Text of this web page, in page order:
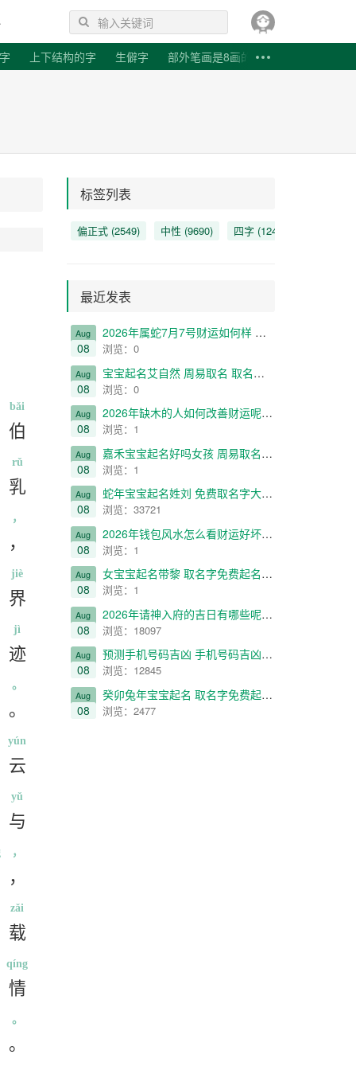
上下结构的字 生僻字
部外笔画是8画的字
伯
bǎi
乳
rǔ
，
，
界
jiè
迹
jì
。
。
云
yún
与
yǔ
，
，
载
zǎi
情
qíng
。
。
标签列表
偏正式(2549) 中性 (9690) 四字 (12450)
最近发表
Aug
08
2026年属蛇7月7号财运如何样 属蛇人在2026年7月7日的财富走向如何？
浏览：0
Aug
08
宝宝起名艾自然 周易取名 取名字免费起名 名字取名测名 宝宝起名自然艾
浏览：0
Aug
08
2026年缺木的人如何改善财运呢,对于2026年五行缺木的人来说，提升财富运势的途径有哪些？
浏览：1
Aug
08
嘉禾宝宝起名好吗女孩 周易取名 取名字免费起名 名字取名测名 嘉禾女孩命名佳否？
浏览：1
Aug
08
蛇年宝宝起名姓刘 免费取名字大全 周易取名免费 刘姓蛇年婴儿命名指南
浏览：33721
Aug
08
2026年钱包风水怎么看财运好坏,2026年财运预测及钱包风水分析
浏览：1
Aug
08
女宝宝起名带黎 取名字免费起名 周易起名取名 免费取名字大全 女宝宝名字中包含“黎”字
浏览：1
Aug
08
2026年请神入府的吉日有哪些呢 老黄历吉日查询 万年历2026年结婚搬家黄道吉日吉时查询
浏览：18097
Aug
08
预测手机号码吉凶 手机号码吉凶查询周易 号码吉凶查询 17075948947
浏览：12845
Aug
08
癸卯兔年宝宝起名 取名字免费起名 周易起名取名 免费取名字大全 兔年新生儿命名指南
浏览：2477